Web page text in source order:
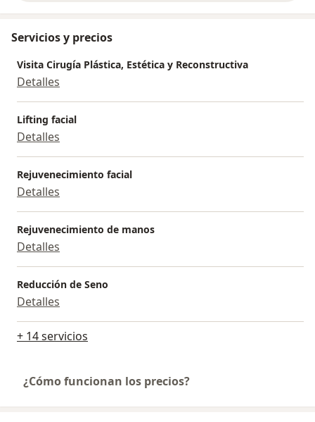
Servicios y precios
Visita Cirugía Plástica, Estética y Reconstructiva
Detalles
Lifting facial
Detalles
Rejuvenecimiento facial
Detalles
Rejuvenecimiento de manos
Detalles
Reducción de Seno
Detalles
+ 14 servicios
¿Cómo funcionan los precios?